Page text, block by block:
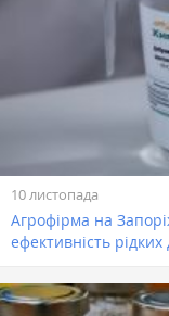
10 листопада
Агрофірма на
ефективність